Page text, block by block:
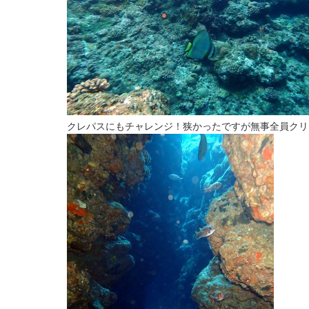
クレパスにもチャレンジ！狭かったですが無事全員ク